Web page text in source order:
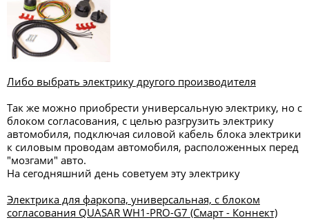
Либо выбрать электрику другого производителя
Так же можно приобрести универсальную электрику, но с
блоком согласования, с целью разгрузить электрику
автомобиля, подключая силовой кабель блока электрики
к силовым проводам автомобиля, расположенных перед
"мозгами" авто.
На сегодняшний день советуем эту электрику
Электрика для фаркопа, универсальная, с блоком
согласования QUASAR WH1-PRO-G7 (Смарт - Коннект)